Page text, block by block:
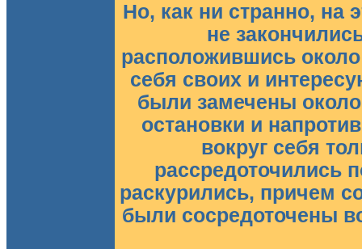
Но, как ни странно, на
не
расположившись около
себя своих и
были замечены
остановки и
вокруг себя
рассредоточились
раскурились, причем
были сосредоточены